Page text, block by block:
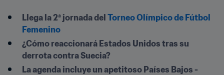
Llega la 2ª jornada del Torneo Olímpico de Fútbol
Femenino
¿Cómo reaccionará Estados Unidos tras su
derrota contra Suecia?
La agenda incluye un apetitoso Países Bajos -